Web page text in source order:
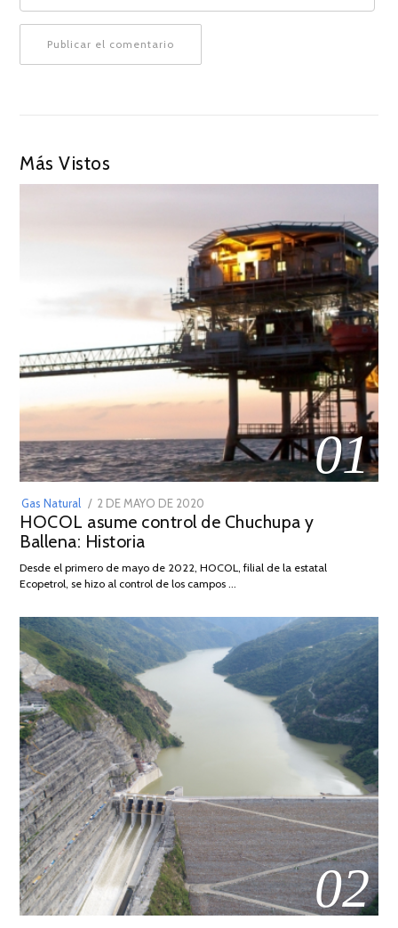
Más Vistos
01
Gas Natural
POSTED
ON
2 DE MAYO DE 2020
DE
2026
HOCOL asume control de Chuchupa y
Ballena: Historia
Desde el primero de mayo de 2022, HOCOL, filial de la estatal
Ecopetrol, se hizo al control de los campos …
02